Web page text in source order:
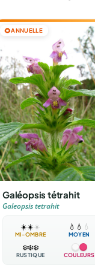
🌻ANNUELLE
Galéopsis tétrahit
Galeopsis tetrahit
☀️☀️☀️
MI-OMBRE
💧 💧 💧
MOYEN
❄️❄️❄️
RUSTIQUE COULEURS